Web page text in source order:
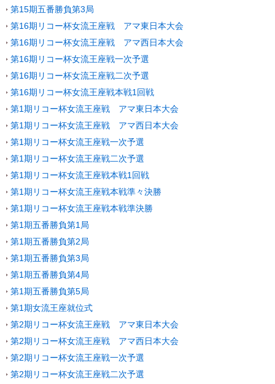
第15期五番勝負第3局
第16期リコー杯女流王座戦 アマ東日本大会
第16期リコー杯女流王座戦 アマ西日本大会
第16期リコー杯女流王座戦一次予選
第16期リコー杯女流王座戦二次予選
第16期リコー杯女流王座戦本戦1回戦
第1期リコー杯女流王座戦 アマ東日本大会
第1期リコー杯女流王座戦 アマ西日本大会
第1期リコー杯女流王座戦一次予選
第1期リコー杯女流王座戦二次予選
第1期リコー杯女流王座戦本戦1回戦
第1期リコー杯女流王座戦本戦準々決勝
第1期リコー杯女流王座戦本戦準決勝
第1期五番勝負第1局
第1期五番勝負第2局
第1期五番勝負第3局
第1期五番勝負第4局
第1期五番勝負第5局
第1期女流王座就位式
第2期リコー杯女流王座戦 アマ東日本大会
第2期リコー杯女流王座戦 アマ西日本大会
第2期リコー杯女流王座戦一次予選
第2期リコー杯女流王座戦二次予選